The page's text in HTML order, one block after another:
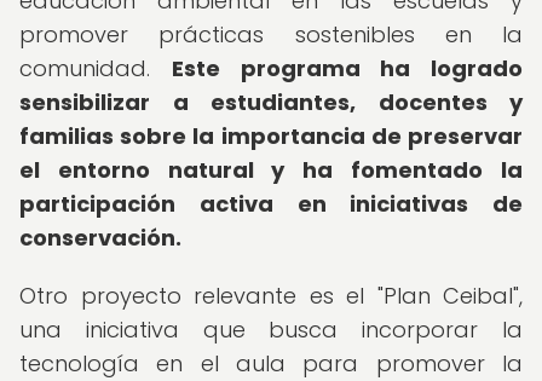
promover prácticas sostenibles en la
comunidad. Este programa ha logrado
sensibilizar a estudiantes, docentes y
familias sobre la importancia de preservar
el entorno natural y ha fomentado la
participación activa en iniciativas de
conservación.
Otro proyecto relevante es el "Plan Ceibal",
una iniciativa que busca incorporar la
tecnología en el aula para promover la